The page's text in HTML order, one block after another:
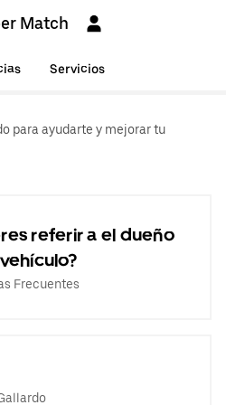
Match
Servicios
para ayudarte y mejorar tu
referir a el dueño
Frecuentes